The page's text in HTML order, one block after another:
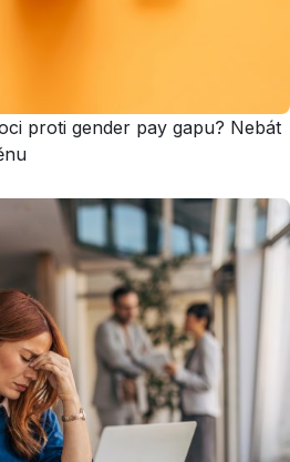
proti gender pay gapu? Nebát